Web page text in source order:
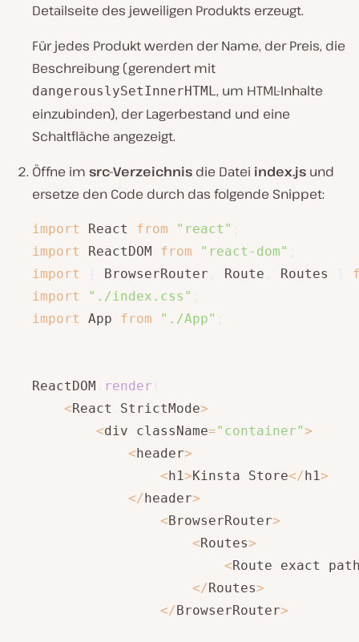
Detailseite des jeweiligen Produkts erzeugt.
Für jedes Produkt werden der Name, der Preis, die
Beschreibung (gerendert mit
dangerouslySetInnerHTML , um HTML-Inhalte
einzubinden), der Lagerbestand und eine
Schaltfläche angezeigt.
Öffne im src-Verzeichnis die Datei index.js und
ersetze den Code durch das folgende Snippet:
import React from "react"
import
ReactDOM from "react-dom"
import
BrowserRouter Route Routes
import
"./index.css"
import
App from "./App"
ReactDOM render
<React StrictMode>
<div className="container">
<header>
<h1 >Kinsta Store</h1 >
</header>
<BrowserRouter>
<Routes>
<Route exact
</Routes>
</BrowserRouter>